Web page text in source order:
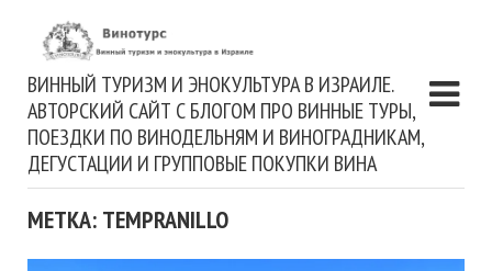
ВИННЫЙ ТУРИЗМ И ЭНОКУЛЬТУРА В ИЗРАИЛЕ.
АВТОРСКИЙ САЙТ С БЛОГОМ ПРО ВИННЫЕ ТУРЫ,
ПОЕЗДКИ ПО ВИНОДЕЛЬНЯМ И ВИНОГРАДНИКАМ,
ДЕГУСТАЦИИ И ГРУППОВЫЕ ПОКУПКИ ВИНА
МЕТКА: TEMPRANILLO